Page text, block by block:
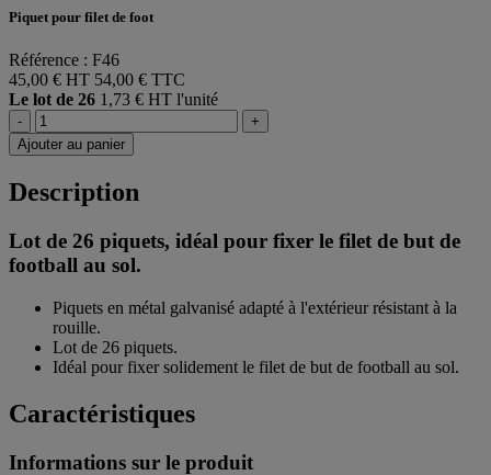
Piquet pour filet de foot
Référence : F46
45,00 € HT 54,00 € TTC
Le lot de 26 1,73 € HT l'unité
-
+
Ajouter au panier
Description
Lot de 26 piquets, idéal pour fixer le filet de but de
football au sol.
Piquets en métal galvanisé adapté à l'extérieur résistant à la
rouille.
Lot de 26 piquets.
Idéal pour fixer solidement le filet de but de football au sol.
Caractéristiques
Informations sur le produit